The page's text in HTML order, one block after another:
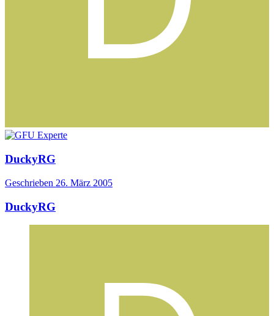
DuckyRG
Geschrieben 26. März 2005
DuckyRG